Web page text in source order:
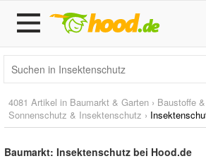
4081 Artikel in Baumarkt & Garten › Baustoffe
Sonnenschutz & Insektenschutz ›
Baumarkt: Insektenschutz bei Hood.de